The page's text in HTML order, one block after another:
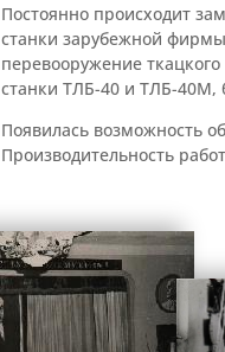
Постоянно происходит
станки зарубежной
перевооружение
станки ТЛБ-40 и ТЛБ-40М,
Появилась возможность
Производительность